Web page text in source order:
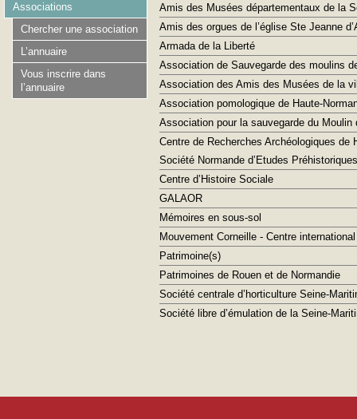
Amis des Musées départementaux de la
Amis des orgues de l’église Ste Jeanne
Armada de la Liberté
Association de Sauvegarde des moulins
Association des Amis des Musées de la
Association pomologique de Haute-
Association pour la sauvegarde du Moulin
Centre de Recherches Archéologiques de
Société Normande d’Etudes
Centre d’Histoire Sociale
GALAOR
Mémoires en sous-sol
Mouvement Corneille - Centre
Patrimoine(s)
Patrimoines de Rouen et de Normandie
Société centrale d’horticulture Seine-
Société libre d’émulation de la Seine-
Associations
Chercher une association
L’annuaire
Vous inscrire dans
l’annuaire